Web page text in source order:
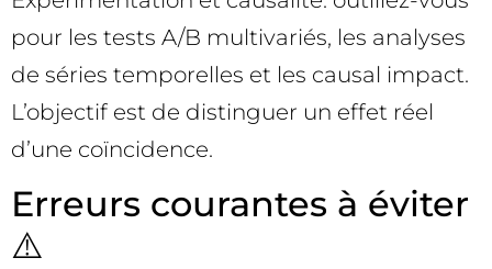
pour les tests A/B multivariés, les analyses
de séries temporelles et les causal impact.
L’objectif est de distinguer un effet réel
d’une coïncidence.
Erreurs courantes à éviter
⚠️